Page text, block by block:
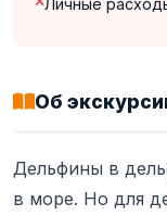
Об
Дельфины в
в море. Но для